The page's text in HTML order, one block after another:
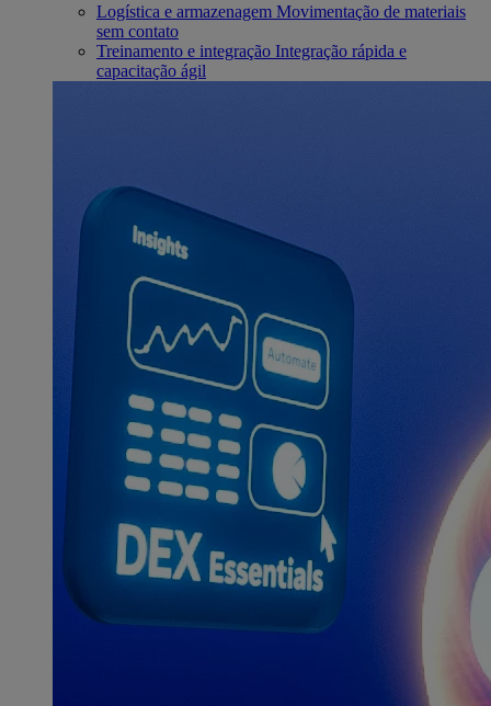
Logística e armazenagem Movimentação de materiais
sem contato
Treinamento e integração Integração rápida e
capacitação ágil